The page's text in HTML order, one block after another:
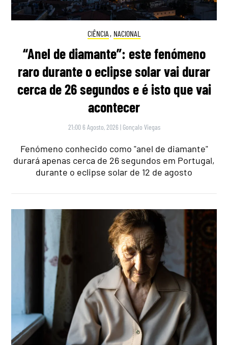
CIÊNCIA , NACIONAL
“Anel de diamante”: este fenómeno
raro durante o eclipse solar vai durar
cerca de 26 segundos e é isto que vai
acontecer
21:00 6 Agosto, 2026 | Gonçalo Viegas
Fenómeno conhecido como "anel de diamante"
durará apenas cerca de 26 segundos em Portugal,
durante o eclipse solar de 12 de agosto